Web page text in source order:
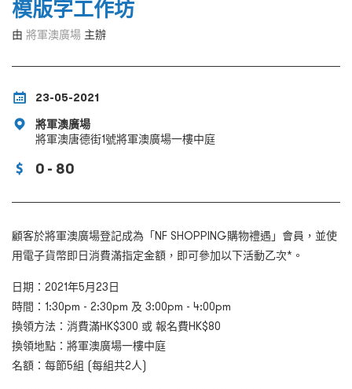
模版字工作坊
由 將軍澳廣場 主辦
23-05-2021
將軍澳廣場
將軍澳唐德街1號將軍澳廣場一樓中庭
0 - 80
顧客於將軍澳廣場登記成為「NF SHOPPING購物禮遇」會員，並使
用電子貨幣即日消費滿指定金額，即可參加以下活動乙次*。
日期：2021年5月23日
時間：1:30pm - 2:30pm 及 3:00pm - 4:00pm
換領方法：消費滿HK$300 或 報名費HK$80
換領地點：將軍澳廣場一樓中庭
名額：每節5組 (每組共2人)